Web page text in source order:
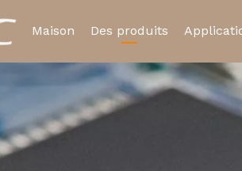
Maison Des produits
Relais